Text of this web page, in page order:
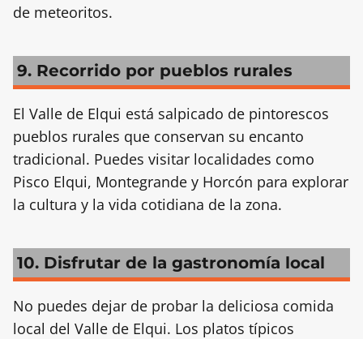
de meteoritos.
9. Recorrido por pueblos rurales
El Valle de Elqui está salpicado de pintorescos
pueblos rurales que conservan su encanto
tradicional. Puedes visitar localidades como
Pisco Elqui, Montegrande y Horcón para explorar
la cultura y la vida cotidiana de la zona.
10. Disfrutar de la gastronomía local
No puedes dejar de probar la deliciosa comida
local del Valle de Elqui. Los platos típicos